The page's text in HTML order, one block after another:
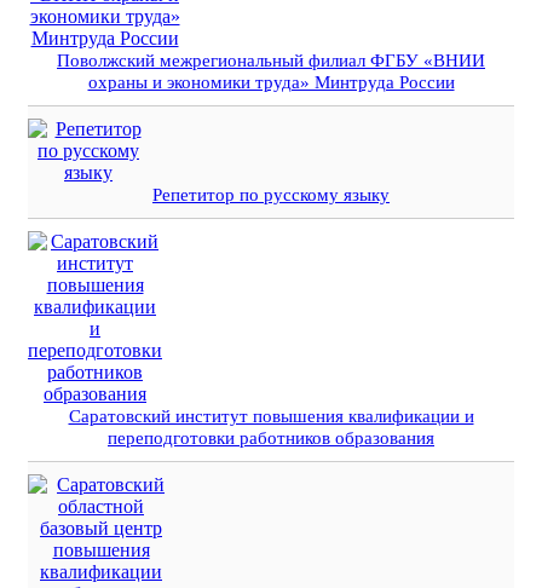
Поволжский межрегиональный филиал ФГБУ «ВНИИ
охраны и экономики труда» Минтруда России
Репетитор по русскому языку
Саратовский институт повышения квалификации и
переподготовки работников образования